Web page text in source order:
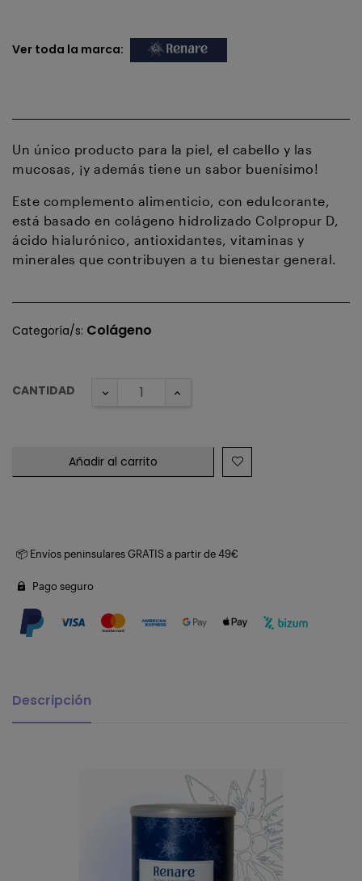
Ver toda la marca:
Un único producto para la piel, el cabello y las
mucosas, ¡y además tiene un sabor buenísimo!
Este complemento alimenticio, con edulcorante,
está basado en colágeno hidrolizado Colpropur D,
ácido hialurónico, antioxidantes, vitaminas y
minerales que contribuyen a tu bienestar general.
Categoría/s: Colágeno
CANTIDAD
Añadir al carrito
📦 Envíos peninsulares GRATIS a partir de 49€
Pago seguro
Descripción